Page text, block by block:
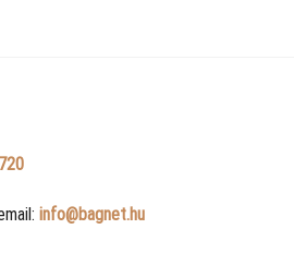
info@bagnet.hu